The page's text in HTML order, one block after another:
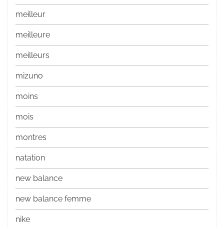
meilleur
meilleure
meilleurs
mizuno
moins
mois
montres
natation
new balance
new balance femme
nike